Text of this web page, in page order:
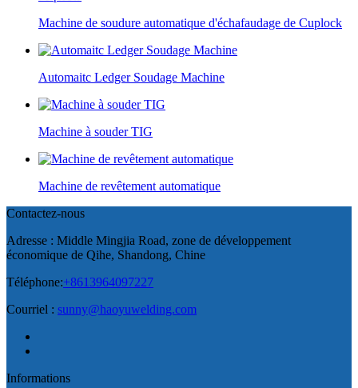
Machine de soudure automatique d'échafaudage de Cuplock
Automaitc Ledger Soudage Machine
Machine à souder TIG
Machine de revêtement automatique
Contactez-nous
Adresse : Middle Mingjia Road, zone de développement
économique de Qihe, Shandong, Chine
Téléphone:+8613964097227
Courriel : sunny@haoyuwelding.com
Informations